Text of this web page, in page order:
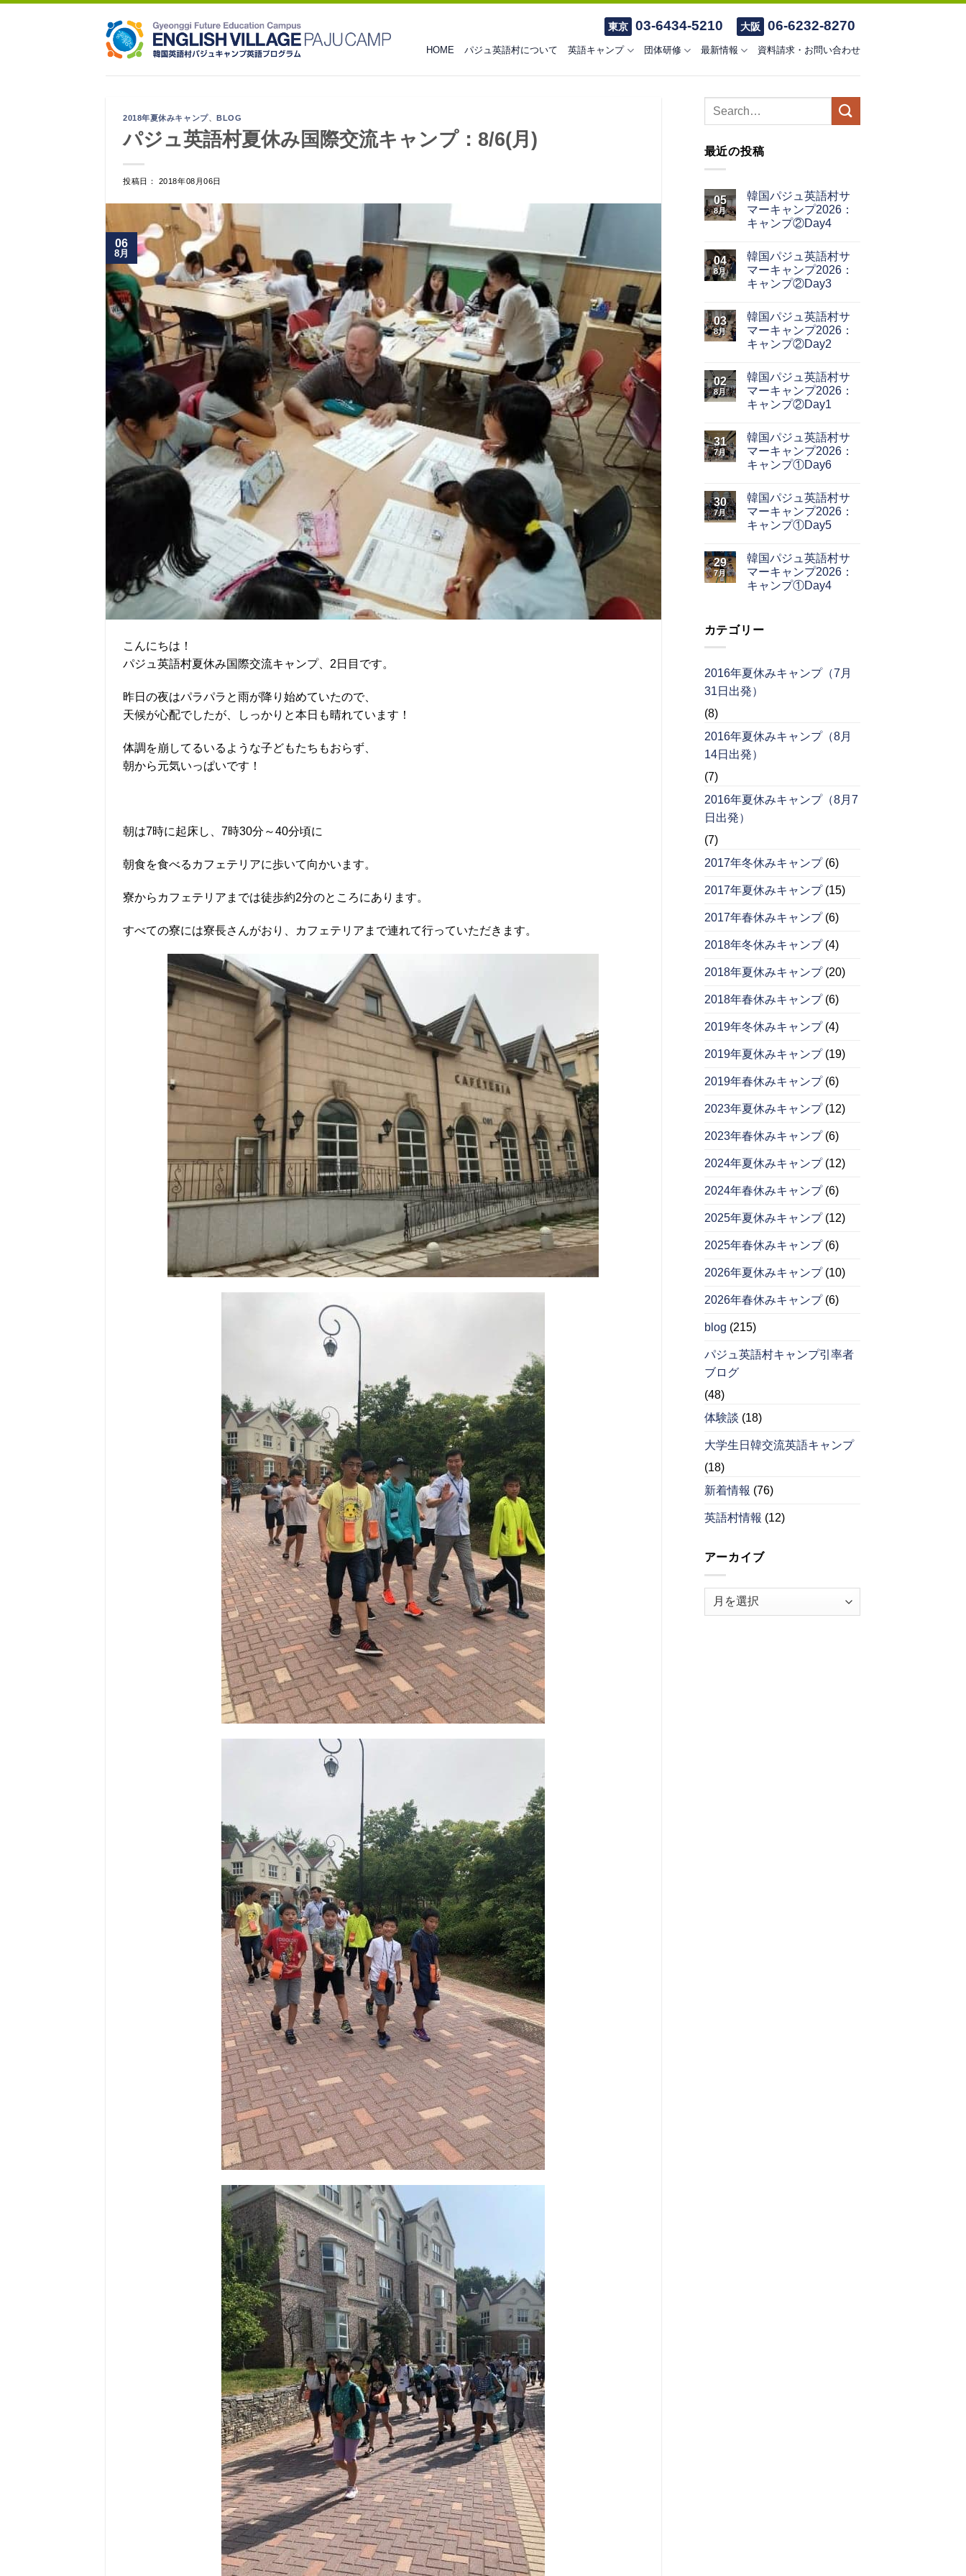
東京 03-6434-5210 大阪 06-6232-8270
HOME パジュ英語村について 英語キャンプ 団体研修 最新情報 資料請求・お問い合わせ
2018年夏休みキャンプ、BLOG
パジュ英語村夏休み国際交流キャンプ：8/6(月)
投稿日： 2018年08月06日
06
8月
こんにちは！
パジュ英語村夏休み国際交流キャンプ、2日目です。
昨日の夜はパラパラと雨が降り始めていたので、
天候が心配でしたが、しっかりと本日も晴れています！
体調を崩してるいるような子どもたちもおらず、
朝から元気いっぱいです！
朝は7時に起床し、7時30分～40分頃に
朝食を食べるカフェテリアに歩いて向かいます。
寮からカフェテリアまでは徒歩約2分のところにあります。
すべての寮には寮長さんがおり、カフェテリアまで連れて行っていただきます。
最近の投稿
05
8月
韓国パジュ英語村サ
マーキャンプ2026：
キャンプ②Day4
04
8月
韓国パジュ英語村サ
マーキャンプ2026：
キャンプ②Day3
03
8月
韓国パジュ英語村サ
マーキャンプ2026：
キャンプ②Day2
02
8月
韓国パジュ英語村サ
マーキャンプ2026：
キャンプ②Day1
31
7月
韓国パジュ英語村サ
マーキャンプ2026：
キャンプ①Day6
30
7月
韓国パジュ英語村サ
マーキャンプ2026：
キャンプ①Day5
29
7月
韓国パジュ英語村サ
マーキャンプ2026：
キャンプ①Day4
カテゴリー
2016年夏休みキャンプ（7月
31日出発）
(8)
2016年夏休みキャンプ（8月
14日出発）
(7)
2016年夏休みキャンプ（8月7
日出発）
(7)
2017年冬休みキャンプ(6)
2017年夏休みキャンプ(15)
2017年春休みキャンプ(6)
2018年冬休みキャンプ(4)
2018年夏休みキャンプ(20)
2018年春休みキャンプ(6)
2019年冬休みキャンプ(4)
2019年夏休みキャンプ(19)
2019年春休みキャンプ(6)
2023年夏休みキャンプ(12)
2023年春休みキャンプ(6)
2024年夏休みキャンプ(12)
2024年春休みキャンプ(6)
2025年夏休みキャンプ(12)
2025年春休みキャンプ(6)
2026年夏休みキャンプ(10)
2026年春休みキャンプ(6)
blog (215)
パジュ英語村キャンプ引率者
ブログ
(48)
体験談 (18)
大学生日韓交流英語キャンプ
(18)
新着情報 (76)
英語村情報 (12)
アーカイブ